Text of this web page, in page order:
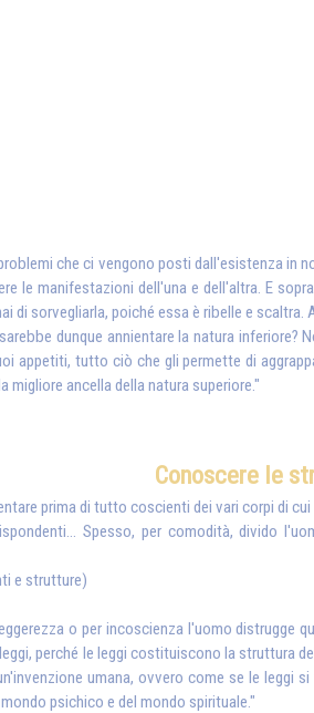
che ci vengono posti dall'esistenza in
le manifestazioni dell'una e dell'altra. E
di sorvegliarla, poiché essa è ribelle e
dunque annientare la natura
appetiti, tutto ciò che gli permette di
migliore ancella della natura superiore."
Conoscere le
prima di tutto coscienti dei vari corpi di
Spesso, per comodità, divido
e strutture)
o per incoscienza l'uomo distrugge
perché le leggi costituiscono la struttura
umana, ovvero come se le leggi
psichico e del mondo spirituale."